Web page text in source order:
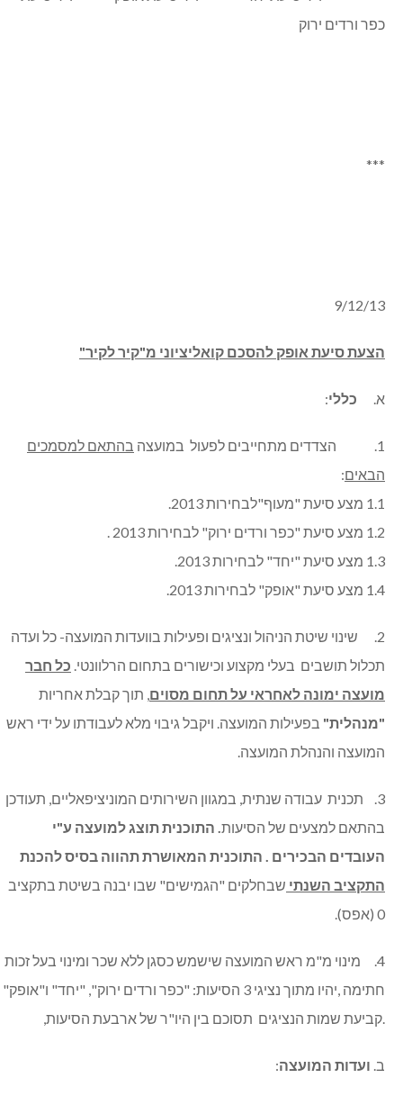
כפר ורדים ירוק
***
9/12/13
הצעת סיעת אופק להסכם קואליציוני מ"קיר לקיר"
א. כללי:
1. הצדדים מתחייבים לפעול במועצה
בהתאם למסמכים
הבאים:
1.1 מצע סיעת "מעוף"לבחירות 2013.
1.2 מצע סיעת "כפר ורדים ירוק" לבחירות 2013 .
1.3 מצע סיעת "יחד" לבחירות 2013.
1.4 מצע סיעת "אופק" לבחירות 2013.
2. שינוי שיטת הניהול ונציגים ופעילות בוועדות המועצה- כל ועדה
תכלול תושבים בעלי מקצוע וכישורים בתחום הרלוונטי. כל חבר
מועצה ימונה לאחראי על תחום מסוים , תוך קבלת אחריות
"מנהלית" בפעילות המועצה. ויקבל גיבוי מלא לעבודתו על ידי ראש
המועצה והנהלת המועצה.
3. תכנית עבודה שנתית, במגוון השירותים המוניציפאליים, תעודכן
בהתאם למצעים של הסיעות . התוכנית תוצג למועצה ע"י
העובדים הבכירים . התוכנית המאושרת תהווה בסיס להכנת
התקציב השנתי שבחלקים "הגמישים" שבו יבנה בשיטת בתקציב
0 (אפס).
4. מינוי מ"מ ראש המועצה שישמש כסגן ללא שכר ומינוי בעל זכות
חתימה ,יהיו מתוך נציגי 3 הסיעות: "כפר ורדים ירוק", "יחד" ו"אופק"
.קביעת שמות הנציגים תסוכם בין היו"ר של ארבעת הסיעות,
ב. ועדות המועצה: